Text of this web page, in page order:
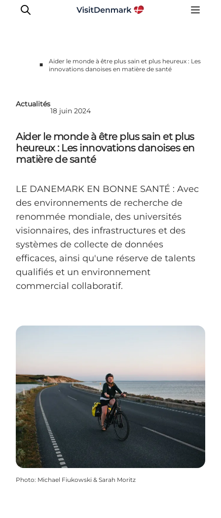
Destinations
Quoi faire
Planifiez votre voyage
■
Aider le monde à être plus sain et plus heureux : Les
innovations danoises en matière de santé
Actualités
18 juin 2024
Aider le monde à être plus sain et plus
heureux : Les innovations danoises en
matière de santé
LE DANEMARK EN BONNE SANTÉ : Avec
des environnements de recherche de
renommée mondiale, des universités
visionnaires, des infrastructures et des
systèmes de collecte de données
efficaces, ainsi qu'une réserve de talents
qualifiés et un environnement
commercial collaboratif.
Photo: Michael Fiukowski & Sarah Moritz